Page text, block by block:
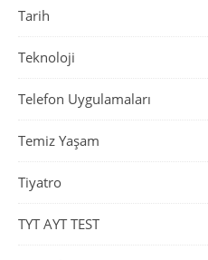
Tarih
Teknoloji
Telefon Uygulamaları
Temiz Yaşam
Tiyatro
TYT AYT TEST